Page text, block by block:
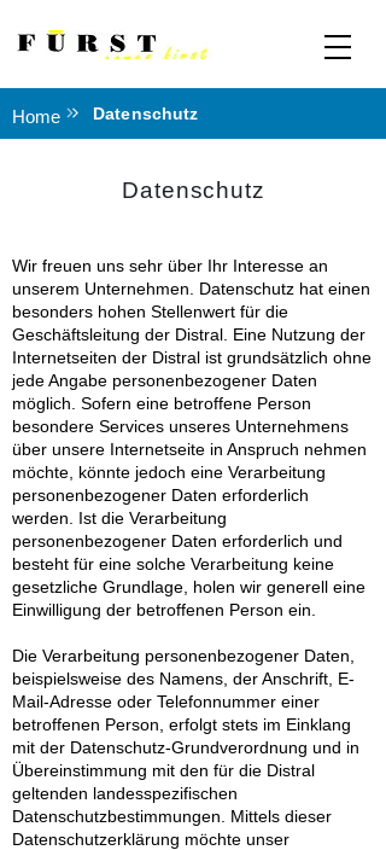
Home Datenschutz
Datenschutz
Wir freuen uns sehr über Ihr Interesse an
unserem Unternehmen. Datenschutz hat einen
besonders hohen Stellenwert für die
Geschäftsleitung der Distral. Eine Nutzung der
Internetseiten der Distral ist grundsätzlich ohne
jede Angabe personenbezogener Daten
möglich. Sofern eine betroffene Person
besondere Services unseres Unternehmens
über unsere Internetseite in Anspruch nehmen
möchte, könnte jedoch eine Verarbeitung
personenbezogener Daten erforderlich
werden. Ist die Verarbeitung
personenbezogener Daten erforderlich und
besteht für eine solche Verarbeitung keine
gesetzliche Grundlage, holen wir generell eine
Einwilligung der betroffenen Person ein.
Die Verarbeitung personenbezogener Daten,
beispielsweise des Namens, der Anschrift, E-
Mail-Adresse oder Telefonnummer einer
betroffenen Person, erfolgt stets im Einklang
mit der Datenschutz-Grundverordnung und in
Übereinstimmung mit den für die Distral
geltenden landesspezifischen
Datenschutzbestimmungen. Mittels dieser
Datenschutzerklärung möchte unser